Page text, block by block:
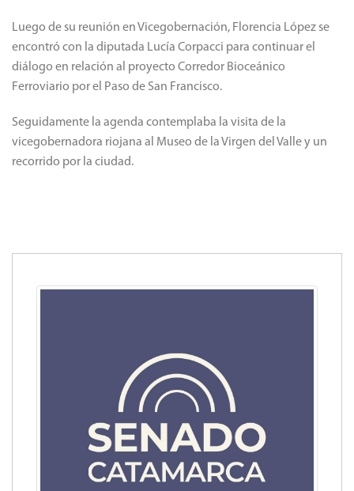
Luego de su reunión en Vicegobernación, Florencia López se
encontró con la diputada Lucía Corpacci para continuar el
diálogo en relación al proyecto Corredor Bioceánico
Ferroviario por el Paso de San Francisco.
Seguidamente la agenda contemplaba la visita de la
vicegobernadora riojana al Museo de la Virgen del Valle y un
recorrido por la ciudad.